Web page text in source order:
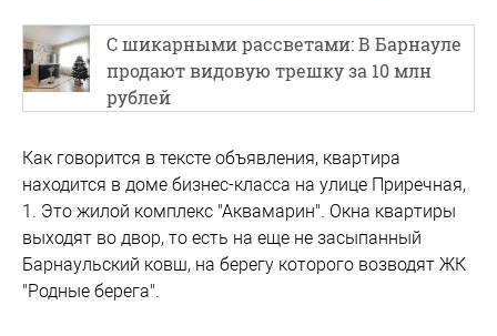
С шикaрными pаcсвeтaми: В Барнауле
продают видовую трешку за 10 млн
рублей
Как говорится в тексте объявления, квартира
находится в доме бизнес-класса на улице Приречная,
1. Это жилой комплекс "Аквамарин". Окна квартиры
выходят во двор, то есть на еще не засыпанный
Барнаульский ковш, на берегу которого возводят ЖК
"Родные берега".